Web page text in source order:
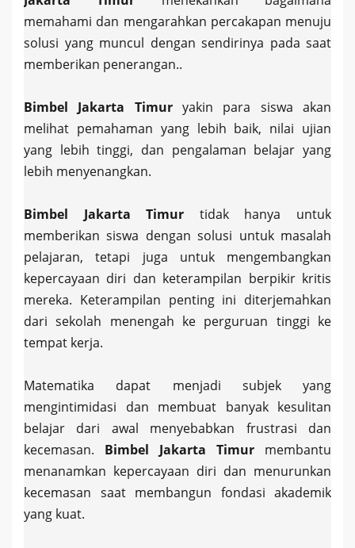
memahami dan mengarahkan percakapan menuju
solusi yang muncul dengan sendirinya pada saat
memberikan penerangan..
Bimbel Jakarta Timur yakin para siswa akan
melihat pemahaman yang lebih baik, nilai ujian
yang lebih tinggi, dan pengalaman belajar yang
lebih menyenangkan.
Bimbel Jakarta Timur tidak hanya untuk
memberikan siswa dengan solusi untuk masalah
pelajaran, tetapi juga untuk mengembangkan
kepercayaan diri dan keterampilan berpikir kritis
mereka. Keterampilan penting ini diterjemahkan
dari sekolah menengah ke perguruan tinggi ke
tempat kerja.
Matematika dapat menjadi subjek yang
mengintimidasi dan membuat banyak kesulitan
belajar dari awal menyebabkan frustrasi dan
kecemasan. Bimbel Jakarta Timur membantu
menanamkan kepercayaan diri dan menurunkan
kecemasan saat membangun fondasi akademik
yang kuat.